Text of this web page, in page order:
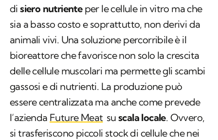
disiero nutrienteper le cellule in vitro ma che
sia a basso costo e soprattutto, non derivi da
animali vivi. Una soluzione percorribile è il
bioreattore che favorisce non solo la crescita
delle cellule muscolari ma permette gli scambi
gassosi e di nutrienti. La produzione può
essere centralizzata ma anche come prevede
l’azienda Future Meat suscala locale. Ovvero,
si trasferiscono piccoli stock di cellule che nei